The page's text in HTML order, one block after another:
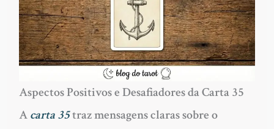
Aspectos Positivos e Desafiadores da Carta 35
Acarta 35traz mensagens claras sobre o